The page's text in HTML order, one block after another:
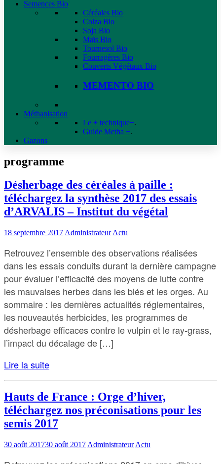
Semences Bio
Céréales Bio
Colza Bio
Soja Bio
Maïs Bio
Tournesol Bio
Fourragères Bio
Couverts Végétaux Bio
MEMENTO BIO
Méthanisation
Le + technique+.
Guide Metha +.
Gazons
programme
Désherbage des céréales à paille :
téléchargez la synthèse 2017 des essais
d’ARVALIS – Institut du végétal
18 septembre 2017 Administrateur Actu
Retrouvez l’ensemble des observations réalisées
dans les essais conduits durant la dernière campagne
pour évaluer l’efficacité des moyens de lutte contre
les mauvaises herbes dans les blés et les orges. Au
sommaire : les dernières actualités réglementaires,
les nouveautés herbicides, les programmes de
désherbage efficaces contre le vulpin et le ray-grass,
l’impact du décalage de […]
Lire la suite
Hauts de France : Orge d’hiver,
téléchargez nos préconisations pour les
semis 2017
30 août 201730 août 2017 Administrateur Actu